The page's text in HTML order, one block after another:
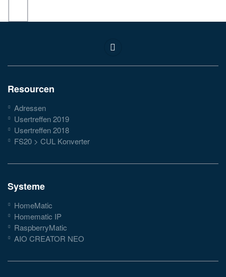
Resourcen
Adressen
Usertreffen 2019
Usertreffen 2018
FS20 > CUL Konverter
Systeme
HomeMatic
Homematic IP
RaspberryMatic
AIO CREATOR NEO